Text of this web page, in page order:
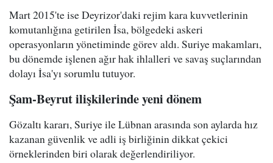
Mart 2015'te ise Deyrizor'daki rejim kara kuvvetlerinin
komutanlığına getirilen İsa, bölgedeki askeri
operasyonların yönetiminde görev aldı. Suriye makamları,
bu dönemde işlenen ağır hak ihlalleri ve savaş suçlarından
dolayı İsa'yı sorumlu tutuyor.
Şam-Beyrut ilişkilerinde yeni dönem
Gözaltı kararı, Suriye ile Lübnan arasında son aylarda hız
kazanan güvenlik ve adli iş birliğinin dikkat çekici
örneklerinden biri olarak değerlendiriliyor.